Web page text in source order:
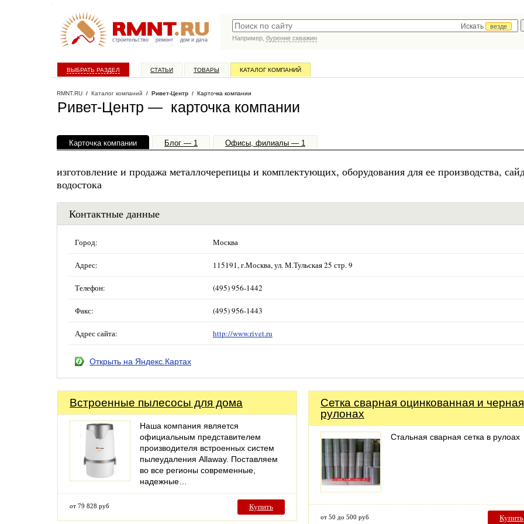
строительство ремонт дом и дача
Искать
везде
Например, бурение скважин
ВЫБРАТЬ РАЗДЕЛ СТАТЬИ ТОВАРЫ КАТАЛОГ КОМПАНИЙ
RMNT.RU / Каталог компаний / Ривет-Центр / Карточка компании
Ривет-Центр — карточка компании
Карточка компании Блог — 1 Офисы, филиалы — 1
изготовление и продажа металлочерепицы и комплектующих, оборудования для ее производства,
водостока
Контактные данные
Город: Москва
Адрес: 115191, г.Москва, ул. М.Тульская 25 стр. 9
Телефон: (495) 956-1442
Факс: (495) 956-1443
Адрес сайта: http://www.rivet.ru
Открыть на Яндекс.Картах
Встроенные пылесосы для дома
Наша компания является
официальным представителем
производителя встроенных систем
пылеудаления Allaway. Поставляем
во все регионы современные,
надежные…
от 79 828 руб Купить
Сетка сварная оцинкованная и
рулонах
Стальная сварная сетка в рулоах
от 50 до 500 руб Купить